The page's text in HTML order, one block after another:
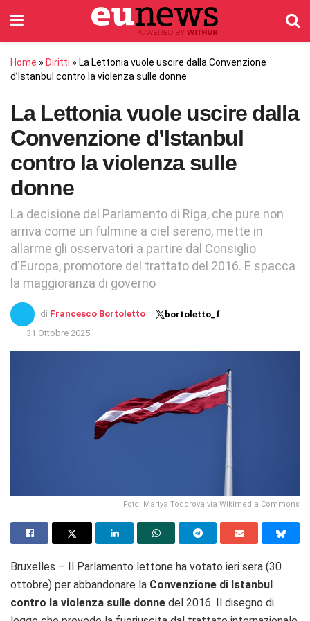
Home » Diritti » La Lettonia vuole uscire dalla Convenzione
d’Istanbul contro la violenza sulle donne
La Lettonia vuole uscire dalla
Convenzione d’Istanbul
contro la violenza sulle
donne
La decisione del Parlamento di Riga, che pure non
arriva come un fulmine a ciel sereno, mette in
allarme gli osservatori a partire dal Consiglio
d'Europa, promotore del trattato del 2016. E spacca
la maggioranza di governo
di Francesco Bortoletto
bortoletto_f
31 Ottobre 2025
Foto: Mariya Todorova via Wikimedia Commons
Bruxelles – Il Parlamento lettone ha votato ieri sera (30
ottobre) per abbandonare la Convenzione di Istanbul
contro la violenza sulle donne del 2016. Il disegno di